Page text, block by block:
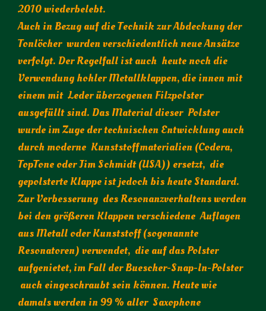
2010 wiederbelebt.
Auch in Bezug auf die Technik zur Abdeckung der
Tonlöcher wurden verschiedentlich neue Ansätze
verfolgt. Der Regelfall ist auch heute noch die
Verwendung hohler Metallklappen, die innen mit
einem mit Leder überzogenen Filzpolster
ausgefüllt sind. Das Material dieser Polster
wurde im Zuge der technischen Entwicklung auch
durch moderne Kunststoffmaterialien (Codera,
TopTone oder Jim Schmidt (USA)) ersetzt, die
gepolsterte Klappe ist jedoch bis heute Standard.
Zur Verbesserung des Resonanzverhaltens werden
bei den größeren Klappen verschiedene Auflagen
aus Metall oder Kunststoff (sogenannte
Resonatoren) verwendet, die auf das Polster
aufgenietet, im Fall der Buescher-Snap-In-Polster
auch eingeschraubt sein können. Heute wie
damals werden in 99 % aller Saxophone